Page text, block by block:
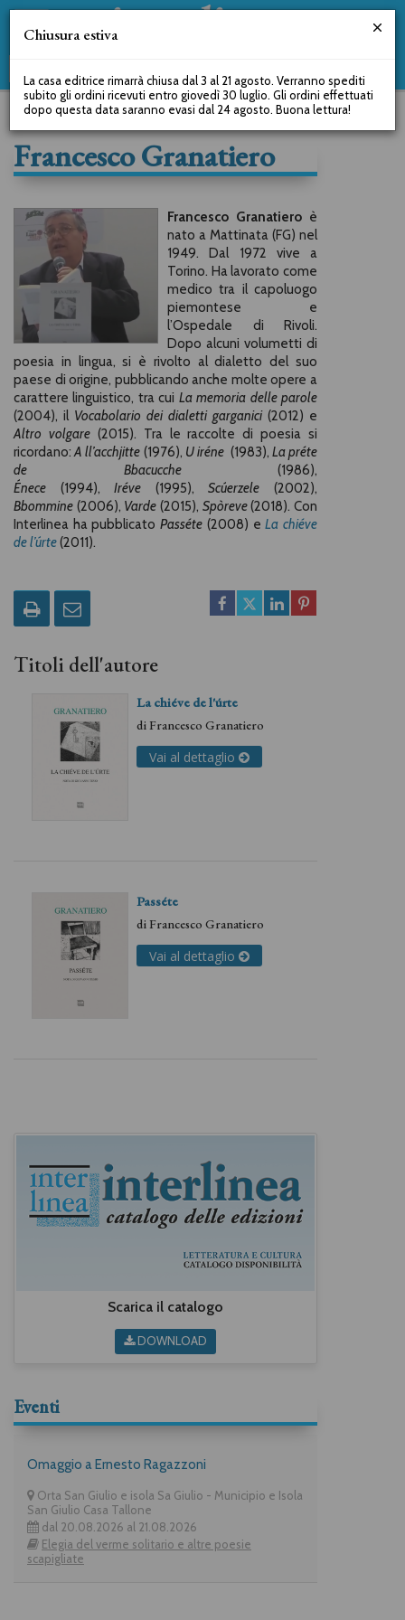
Francesco Granatiero
Francesco Granatiero è
nato a Mattinata (FG) nel
1949. Dal 1972 vive a
Torino. Ha lavorato come
medico tra il capoluogo
piemontese e
l’Ospedale di Rivoli.
Dopo alcuni volumetti di
poesia in lingua, si è rivolto al dialetto del suo
paese di origine, pubblicando anche molte opere a
carattere linguistico, tra cui La memoria delle parole
(2004), il Vocabolario dei dialetti garganici (2012) e
Altro volgare (2015). Tra le raccolte di poesia si
ricordano:A ll’acchjitte (1976), U iréne (1983), La préte
de Bbacucche(1986),
Énece (1994),Iréve (1995),Scúerzele(2002),
Bbommine (2006), Varde(2015), Spòreve(2018). Con
Interlinea ha pubblicatoPasséte (2008) eLa chiéve
de l’úrte(2011).
Titoli dell'autore
La chiéve de l'úrte
diFrancesco Granatiero
Vai al dettaglio
Passéte
diFrancesco Granatiero
Vai al dettaglio
Scarica il catalogo
DOWNLOAD
Eventi
Omaggio a Ernesto Ragazzoni
Orta San Giulio e isola Sa Giulio - Municipio e Isola
San Giulio Casa Tallone
dal 20.08.2026 al 21.08.2026
Elegia del verme solitario e altre poesie
scapigliate
Chiusura estiva
La casa editrice rimarrà chiusa dal 3 al 21 agosto. Verranno spediti
subito gli ordini ricevuti entro giovedì 30 luglio. Gli ordini effettuati
dopo questa data saranno evasi dal 24 agosto. Buona lettura!